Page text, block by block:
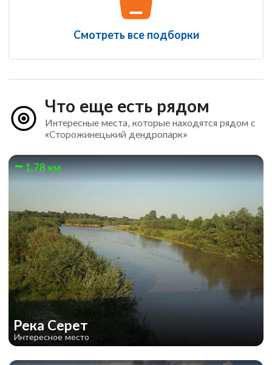
Смотреть все подборки
Что еще есть рядом
Интересные места, которые находятся рядом с
«Сторожинецький дендропарк»
1.78 км
Река Серет
Интересное место